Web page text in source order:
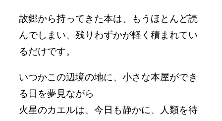
故郷から持ってきた本は、もうほとんど読
んでしまい、残りわずかが軽く積まれてい
るだけです。
いつかこの辺境の地に、小さな本屋ができ
る日を夢見ながら
火星のカエルは、今日も静かに、人類を待